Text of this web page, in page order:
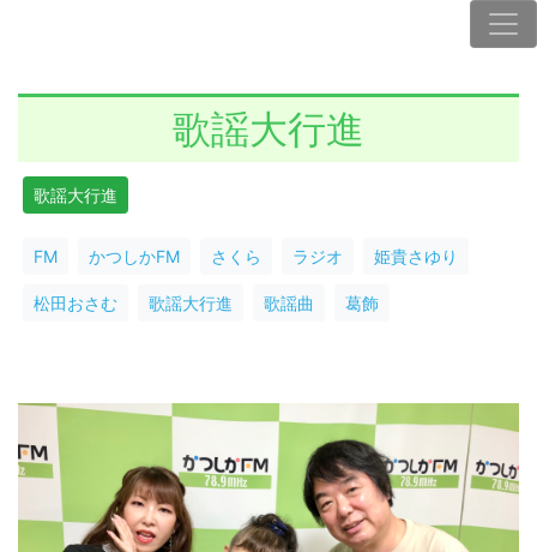
歌謡大行進
歌謡大行進
FM かつしかFM さくら ラジオ 姫貴さゆり
松田おさむ 歌謡大行進 歌謡曲 葛飾